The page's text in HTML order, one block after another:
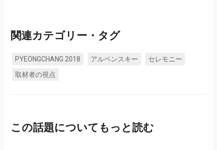
関連カテゴリー・タグ
PYEONGCHANG 2018 アルペンスキー
セレモニー
取材者の視点
この話題についてもっと読む